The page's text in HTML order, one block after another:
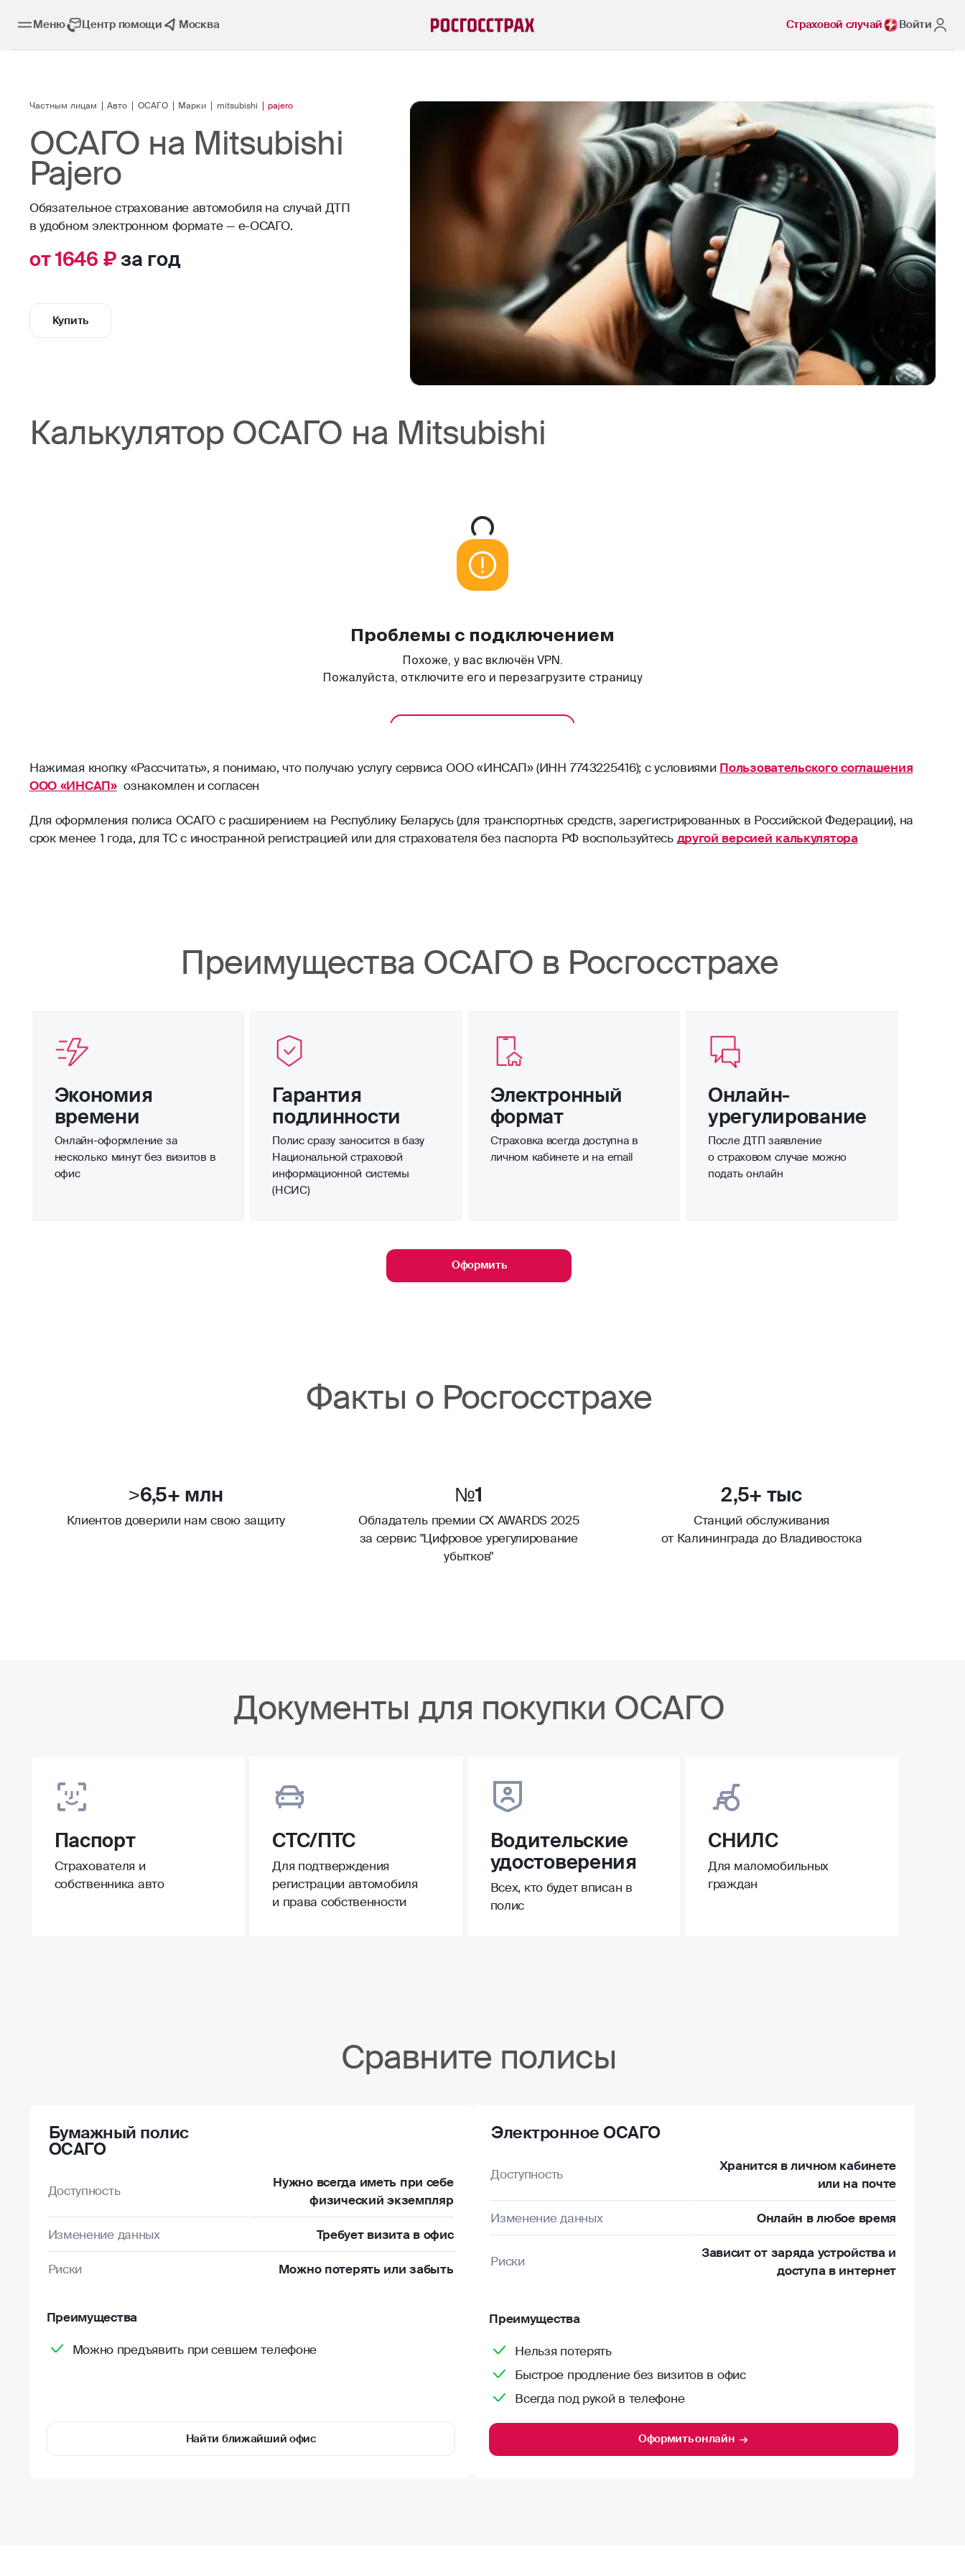
Меню Центр помощи Москва Страховой случай Войти
Частным лицам Авто ОСАГО Марки mitsubishi pajero
ОСАГО на Mitsubishi
Pajero
Обязательное страхование автомобиля на случай ДТП
в удобном электронном формате — е-ОСАГО.
от 1646 ₽за год
Купить
Калькулятор ОСАГО на Mitsubishi
Нажимая кнопку «Рассчитать», я понимаю, что получаю услугу сервиса ООО «ИНСАП» (ИНН 7743225416); с условиями Пользовательского соглашения
ООО «ИНСАП» ознакомлен и согласен
Для оформления полиса ОСАГО с расширением на Республику Беларусь (для транспортных средств, зарегистрированных в Российской Федерации), на
срок менее 1 года, для ТС с иностранной регистрацией или для страхователя без паспорта РФ воспользуйтесь другой версией калькулятора
Преимущества ОСАГО в Росгосстрахе
Экономия
времени
Онлайн-оформление за
несколько минут без визитов в
офис
Гарантия
подлинности
Полис сразу заносится в базу
Национальной страховой
информационной системы
(НСИС)
Электронный
формат
Страховка всегда доступна в
личном кабинете и на email
Онлайн-
урегулирование
После ДТП заявление
о страховом случае можно
подать онлайн
Оформить
Факты о Росгосстрахе
>6,5+ млн
Клиентов доверили нам свою защиту
№1
Обладатель премии CX AWARDS 2025
за сервис "Цифровое урегулирование
убытков"
2,5+ тыс
Станций обслуживания
от Калининграда до Владивостока
Документы для покупки ОСАГО
Паспорт
Страхователя и
собственника авто
СТС/ПТС
Для подтверждения
регистрации автомобиля
и права собственности
Водительские
удостоверения
Всех, кто будет вписан в
полис
СНИЛС
Для маломобильных
граждан
Сравните полисы
Бумажный полис
ОСАГО
Доступность
Нужно всегда иметь при себе
физический экземпляр
Изменение данных Требует визита в офис
Риски Можно потерять или забыть
Преимущества
Можно предъявить при севшем телефоне
Найти ближайший офис
Электронное ОСАГО
Доступность
Хранится в личном кабинете
или на почте
Изменение данных Онлайн в любое время
Риски
Зависит от заряда устройства и
доступа в интернет
Преимущества
Нельзя потерять
Быстрое продление без визитов в офис
Всегда под рукой в телефоне
Оформить онлайн